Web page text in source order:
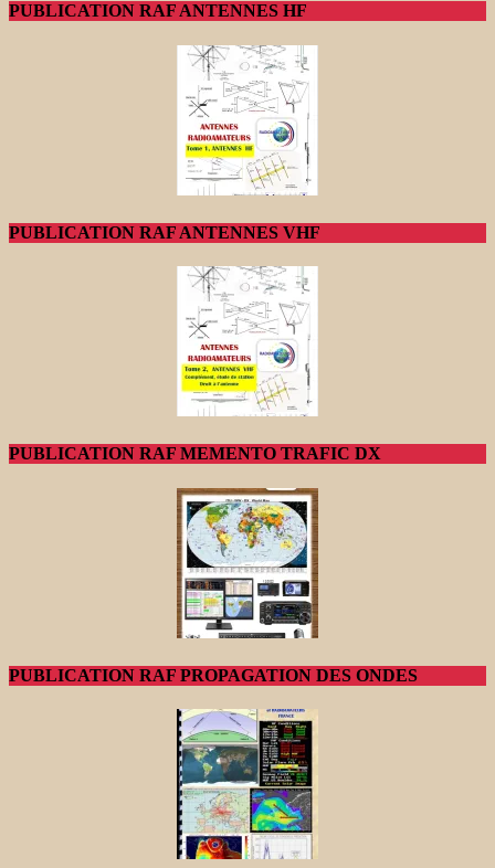
PUBLICATION RAF ANTENNES HF
PUBLICATION RAF ANTENNES VHF
PUBLICATION RAF MEMENTO TRAFIC DX
PUBLICATION RAF PROPAGATION DES ONDES